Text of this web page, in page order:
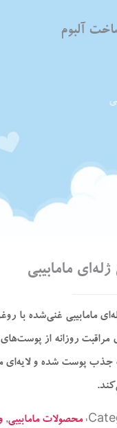
آلبوم
ژله‌ای مامابیبی
مامابیبی غنی‌شده با
مراقبت روزانه از
پوست شده و لایه‌ای
محصولات مامابیبی,